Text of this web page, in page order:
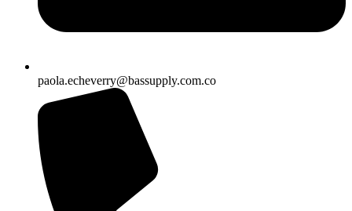
paola.echeverry@bassupply.com.co